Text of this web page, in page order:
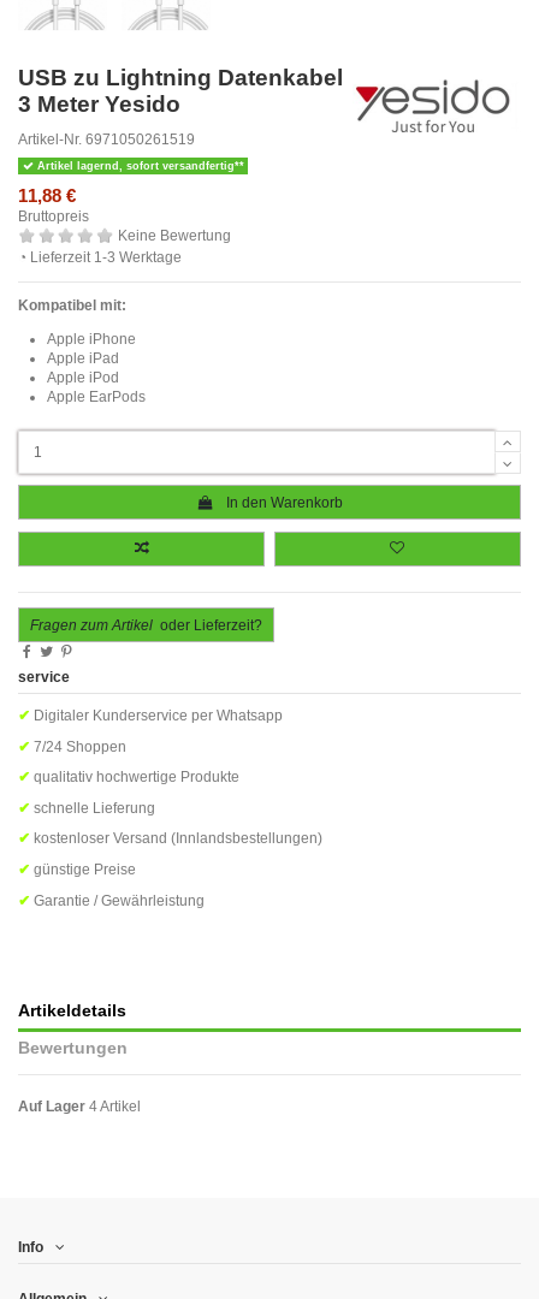
USB zu Lightning Datenkabel
3 Meter Yesido
Artikel-Nr. 6971050261519
Artikel lagernd, sofort versandfertig**
11,88 €
Bruttopreis
Keine Bewertung
◔ Lieferzeit 1-3 Werktage
Kompatibel mit:
Apple iPhone
Apple iPad
Apple iPod
Apple EarPods
In den Warenkorb
Fragen zum Artikel oder Lieferzeit?
service
✔ Digitaler Kunderservice per Whatsapp
✔ 7/24 Shoppen
✔ qualitativ hochwertige Produkte
✔ schnelle Lieferung
✔ kostenloser Versand (Innlandsbestellungen)
✔ günstige Preise
✔ Garantie / Gewährleistung
Artikeldetails
Bewertungen
Auf Lager 4 Artikel
Info